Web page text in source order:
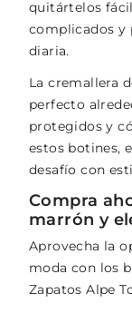
quitártelos
complicados y
diaria.
La cremallera
perfecto
protegidos y
estos botines,
desafío con
Compra
marrón y
Aprovecha la
moda con los
Zapatos Alpe